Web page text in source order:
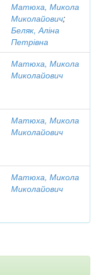
Матюха, Микола
Миколайович;
Беляк, Аліна
Петрівна
Матюха, Микола
Миколайович
Матюха, Микола
Миколайович
Матюха, Микола
Миколайович